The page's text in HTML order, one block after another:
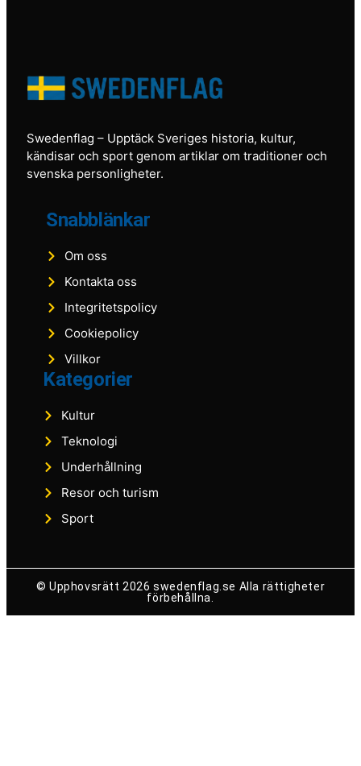
Swedenflag – Upptäck Sveriges historia, kultur,
kändisar och sport genom artiklar om traditioner och
svenska personligheter.
Snabblänkar
Om oss
Kontakta oss
Integritetspolicy
Cookiepolicy
Villkor
Kategorier
Kultur
Teknologi
Underhållning
Resor och turism
Sport
© Upphovsrätt 2026 swedenflag.se Alla rättigheter
förbehållna.